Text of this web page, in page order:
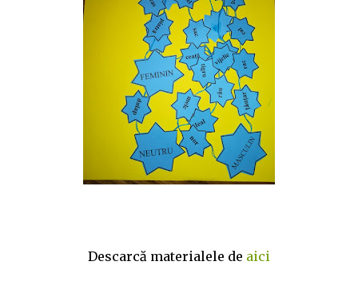
Descarcă materialele de aici